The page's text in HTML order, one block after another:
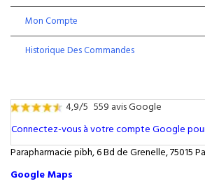
Mon Compte
Historique Des Commandes
4,9/5 559 avis Google
Connectez-vous à votre compte Google
Parapharmacie pibh, 6 Bd de Grenelle, 75015
Google Maps